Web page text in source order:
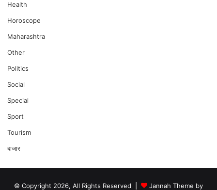
Health
Horoscope
Maharashtra
Other
Politics
Social
Special
Sport
Tourism
बाजार
© Copyright 2026, All Rights Reserved | Jannah Theme by